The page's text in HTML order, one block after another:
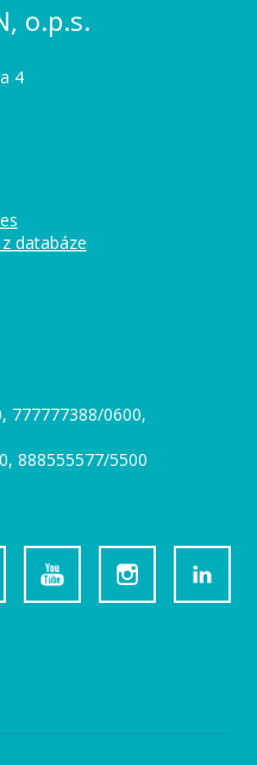
o.p.s.
4
databáze
777777388/0600,
888555577/5500